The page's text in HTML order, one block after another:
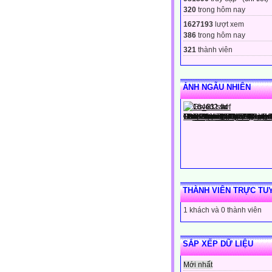
320 trong hôm nay
1627193 lượt xem
386 trong hôm nay
321 thành viên
ẢNH NGẪU NHIÊN
THÀNH VIÊN TRỰC
1 khách và 0 thành viên
SẮP XẾP DỮ LIỆU
Mới nhất